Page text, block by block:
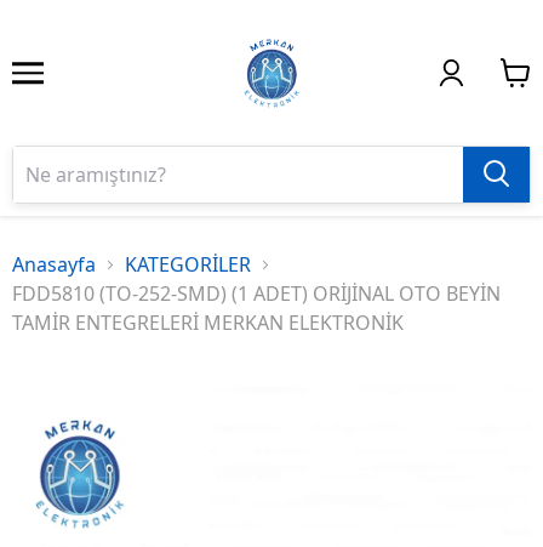
Anasayfa
KATEGORİLER
FDD5810 (TO-252-SMD) (1 ADET) ORİJİNAL OTO BEYİN
TAMİR ENTEGRELERİ MERKAN ELEKTRONİK